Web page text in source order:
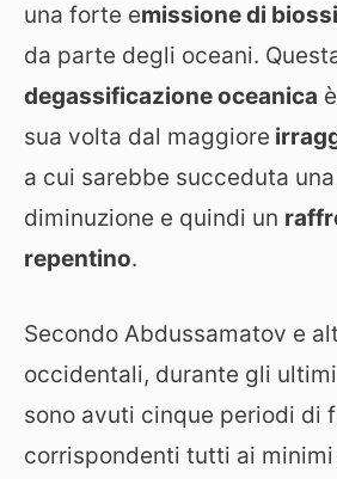
una forte emissione di
da parte degli oceani.
degassificazione oceanica
sua volta dal maggiore
a cui sarebbe succeduta
diminuzione e quindi un
repentino.
Secondo Abdussamatov e
occidentali, durante gli
sono avuti cinque periodi di
corrispondenti tutti ai